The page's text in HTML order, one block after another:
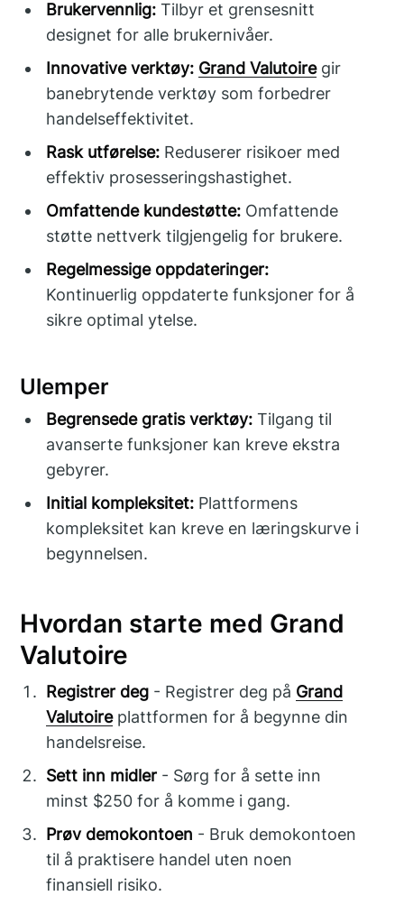
Brukervennlig: Tilbyr et grensesnitt
designet for alle brukernivåer.
Innovative verktøy: Grand Valutoiregir
banebrytende verktøy som forbedrer
handelseffektivitet.
Rask utførelse: Reduserer risikoer med
effektiv prosesseringshastighet.
Omfattende kundestøtte: Omfattende
støtte nettverk tilgjengelig for brukere.
Regelmessige oppdateringer:
Kontinuerlig oppdaterte funksjoner for å
sikre optimal ytelse.
Ulemper
Begrensede gratis verktøy: Tilgang til
avanserte funksjoner kan kreve ekstra
gebyrer.
Initial kompleksitet: Plattformens
kompleksitet kan kreve en læringskurve i
begynnelsen.
Hvordan starte med Grand
Valutoire
Registrer deg - Registrer deg på Grand
Valutoireplattformen for å begynne din
handelsreise.
Sett inn midler - Sørg for å sette inn
minst $250 for å komme i gang.
Prøv demokontoen - Bruk demokontoen
til å praktisere handel uten noen
finansiell risiko.